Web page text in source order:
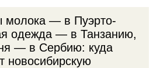
молока — в Пуэрто-
одежда — в Танзанию,
— в Сербию: куда
новосибирскую